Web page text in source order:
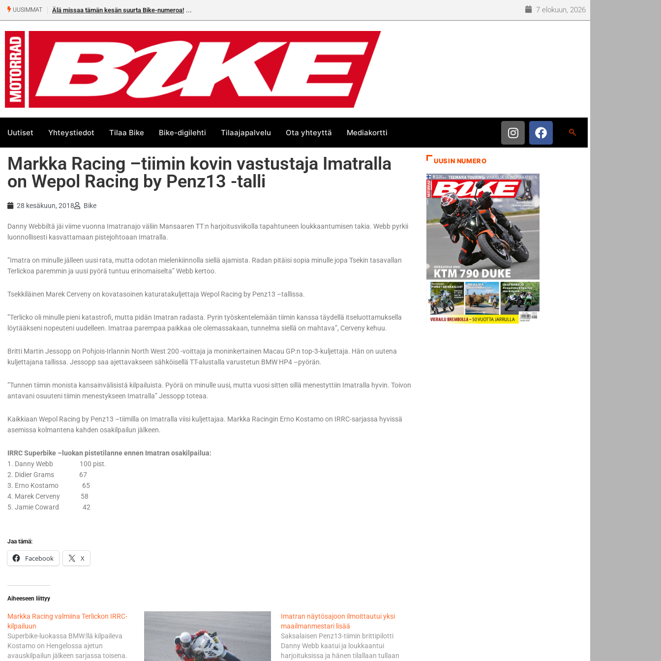
UUSIMMAT Älä missaa tämän kesän suurta Bike-numeroa! 7 elokuun, 2026
Uutiset Yhteystiedot Tilaa Bike Bike-digilehti Tilaajapalvelu Ota yhteyttä Mediakortti
Markka Racing –tiimin kovin vastustaja Imatralla
on Wepol Racing by Penz13 -talli
28 kesäkuun, 2018 Bike
Danny Webbiltä jäi viime vuonna Imatranajo väliin Mansaaren TT:n harjoitusviikolla tapahtuneen loukkaantumisen takia. Webb pyrkii
luonnollisesti kasvattamaan pistejohtoaan Imatralla.
”Imatra on minulle jälleen uusi rata, mutta odotan mielenkiinnolla siellä ajamista. Radan pitäisi sopia minulle jopa Tsekin tasavallan
Terlickoa paremmin ja uusi pyörä tuntuu erinomaiselta” Webb kertoo.
Tsekkiläinen Marek Cerveny on kovatasoinen katuratakuljettaja Wepol Racing by Penz13 –tallissa.
”Terlicko oli minulle pieni katastrofi, mutta pidän Imatran radasta. Pyrin työskentelemään tiimin kanssa täydellä itseluottamuksella
löytääkseni nopeuteni uudelleen. Imatraa parempaa paikkaa ole olemassakaan, tunnelma siellä on mahtava”, Cerveny kehuu.
Britti Martin Jessopp on Pohjois-Irlannin North West 200 -voittaja ja moninkertainen Macau GP:n top-3-kuljettaja. Hän on uutena
kuljettajana tallissa. Jessopp saa ajettavakseen sähköisellä TT-alustalla varustetun BMW HP4 –pyörän.
”Tunnen tiimin monista kansainvälisistä kilpailuista. Pyörä on minulle uusi, mutta vuosi sitten sillä menestyttiin Imatralla hyvin. Toivon
antavani osuuteni tiimin menestykseen Imatralla” Jessopp toteaa.
Kaikkiaan Wepol Racing by Penz13 –tiimilla on Imatralla viisi kuljettajaa. Markka Racingin Erno Kostamo on IRRC-sarjassa hyvissä
asemissa kolmantena kahden osakilpailun jälkeen.
IRRC Superbike –luokan pistetilanne ennen Imatran osakilpailua:
1. Danny Webb 100 pist.
2. Didier Grams 67
3. Erno Kostamo 65
4. Marek Cerveny 58
5. Jamie Coward 42
Jaa tämä:
Facebook X
Aiheeseen liittyy
Markka Racing valmiina Terlickon IRRC-
kilpailuun
Superbike-luokassa BMW:llä kilpaileva
Kostamo on Hengelossa ajetun
avauskilpailun jälkeen sarjassa toisena.
Imatran näytösajoon ilmoittautui yksi
maailmanmestari lisää
Saksalaisen Penz13-tiimin brittipilotti
Danny Webb kaatui ja loukkaantui
harjoituksissa ja hänen tilallaan tullaan
UUSIN NUMERO